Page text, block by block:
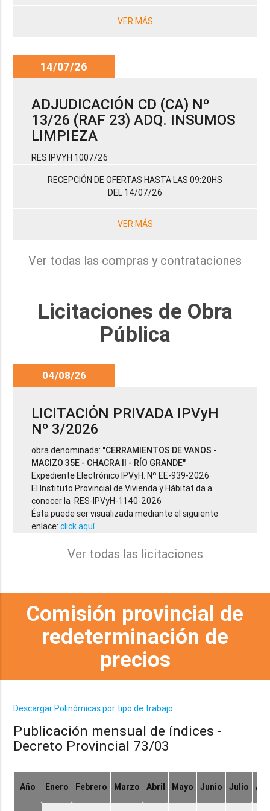
VER MÁS
14/07/26
ADJUDICACIÓN CD (CA) Nº
13/26 (RAF 23) ADQ. INSUMOS
LIMPIEZA
RES IPVYH 1007/26
RECEPCIÓN DE OFERTAS HASTA LAS 09:20HS
DEL 14/07/26
VER MÁS
Ver todas las compras y contrataciones
Licitaciones de Obra
Pública
04/08/26
LICITACIÓN PRIVADA IPVyH
Nº 3/2026
obra denominada: "CERRAMIENTOS DE VANOS -
MACIZO 35E - CHACRA II - RÍO GRANDE"
Expediente Electrónico IPVyH. Nº EE-939-2026
El Instituto Provincial de Vivienda y Hábitat da a
conocer la RES-IPVyH-1140-2026
Ésta puede ser visualizada mediante el siguiente
enlace:click aquí
Ver todas las licitaciones
Comisión provincial de
redeterminación de
precios
Descargar Polinómicas por tipo de trabajo.
Publicación mensual de índices -
Decreto Provincial 73/03
Año Enero Febrero Marzo Abril Mayo Junio Julio